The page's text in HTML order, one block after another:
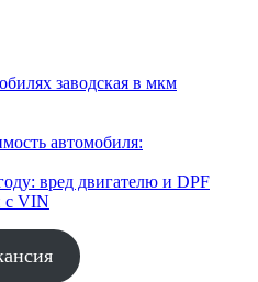
заводская в мкм
автомобиля:
вред двигателю и DPF
с VIN